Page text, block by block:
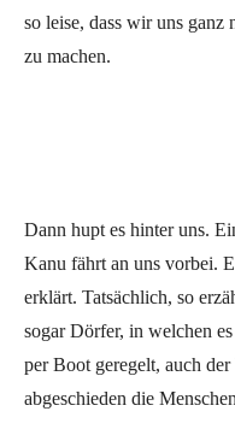
so leise, dass wir uns ganz
zu machen.
Dann hupt es hinter uns.
Kanu fährt an uns vorbei.
erklärt. Tatsächlich, so
sogar Dörfer, in welchen
per Boot geregelt, auch
abgeschieden die